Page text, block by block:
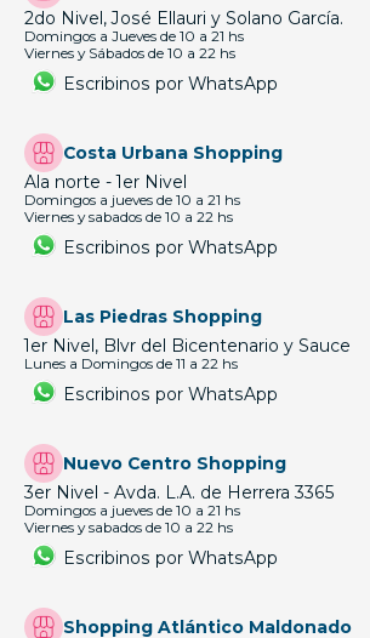
2do Nivel, José Ellauri y Solano García.
Domingos a Jueves de 10 a 21 hs
Viernes y Sábados de 10 a 22 hs
Escribinos por WhatsApp
Costa Urbana Shopping
Ala norte - 1er Nivel
Domingos a jueves de 10 a 21 hs
Viernes y sabados de 10 a 22 hs
Escribinos por WhatsApp
Las Piedras Shopping
1er Nivel, Blvr del Bicentenario y Sauce
Lunes a Domingos de 11 a 22 hs
Escribinos por WhatsApp
Nuevo Centro Shopping
3er Nivel - Avda. L.A. de Herrera 3365
Domingos a jueves de 10 a 21 hs
Viernes y sabados de 10 a 22 hs
Escribinos por WhatsApp
Shopping Atlántico Maldonado